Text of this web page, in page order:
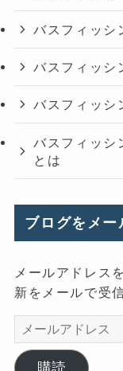
バスフィッシ
バスフィッシ
バスフィッシ
バスフィッシ
とは
ブログをメー
メールアドレス
新をメールで受
メ
ー
ル
購読